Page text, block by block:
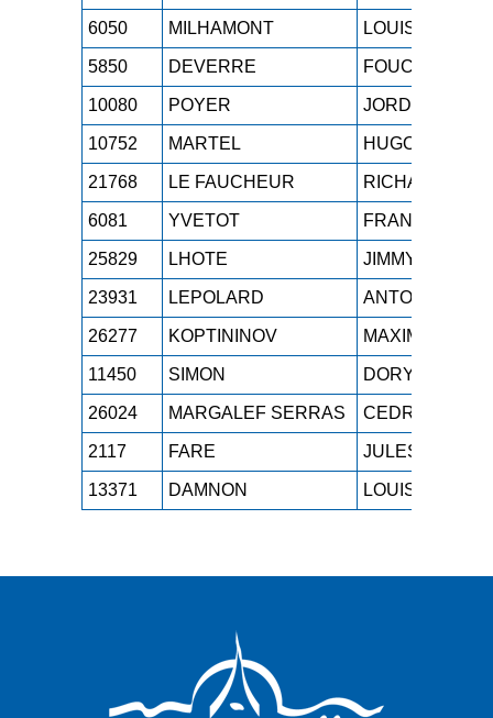
6050 MILHAMONT LOUIS
5850 DEVERRE FOUCAULD
10080 POYER JORDAN
10752 MARTEL HUGO
21768 LE FAUCHEUR RICHARD
6081 YVETOT FRANCOIS
25829 LHOTE JIMMY
23931 LEPOLARD ANTONIN
26277 KOPTININOV MAXIME
11450 SIMON DORYAN
26024 MARGALEF SERRAS CEDRIC
2117 FARE JULES
13371 DAMNON LOUIS